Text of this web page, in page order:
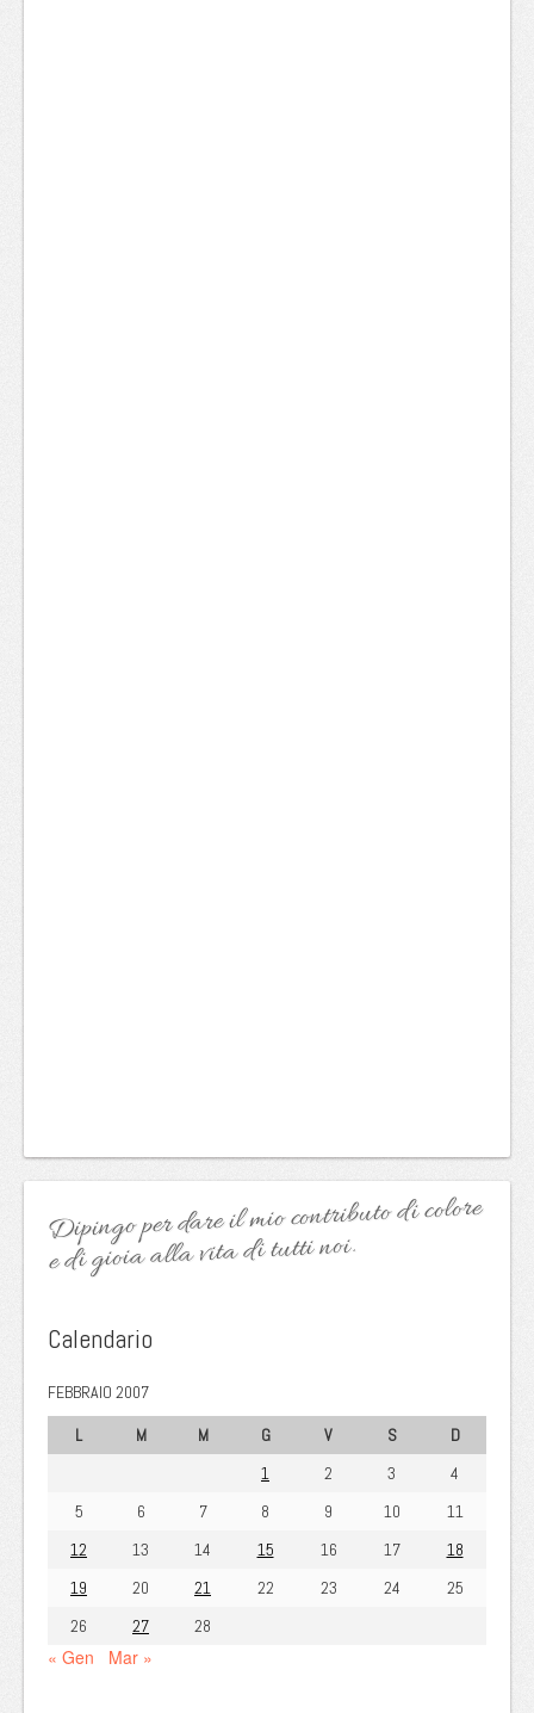
Dipingo per dare il mio contributo di colore
e di gioia alla vita di tutti noi.
Calendario
FEBBRAIO 2007
L
M M G V S
D
1
2 3
4
5
6 7 8 9 10
11
12
13 14 15 16 17
18
19
20 21 22 23 24
25
26
27 28
« Gen Mar »